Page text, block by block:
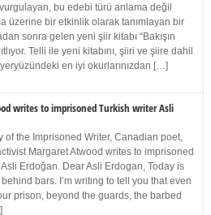
vurgulayan, bu edebi türü anlama değil
üzerine bir etkinlik olarak tanımlayan bir
sonra gelen yeni şiir kitabı “Bakışın
Telli ile yeni kitabını, şiiri ve şiire dahil
en iyi okurlarınızdan […]
writes to imprisoned Turkish writer Asli
of the Imprisoned Writer, Canadian poet,
Margaret Atwood writes to imprisoned
Erdoğan. Dear Asli Erdogan, Today is
bars. I’m writing to tell you that even
prison, beyond the guards, the barbed